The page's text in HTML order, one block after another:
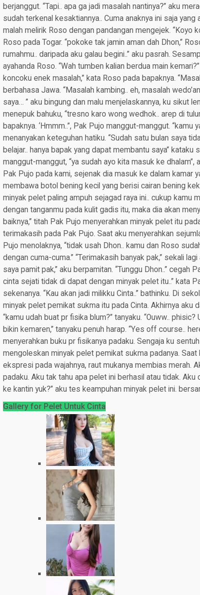
berjanggut. “Tapi.. apa ga jadi masalah nantinya?” aku
sudah terkenal kesaktiannya.. Cuma anaknya ini saja
malah melirik Roso dengan pandangan mengejek. “Koyo
Roso pada Togar. “pokoke tak jamin aman dah Dhon,”
rumahmu.. daripada aku galau begini..” aku pasrah.
ayahanda Roso. “Wah tumben kalian berdua main
koncoku enek masalah,” kata Roso pada bapaknya.
berbahasa Jawa. “Masalah kambing.. eh, masalah
saya… ” aku bingung dan malu menjelaskannya, ku sikut
menepuk bahuku, “tresno karo wong wedhok.. arep di
bapaknya. ‘Hmmm..”, Pak Pujo manggut-manggut. “kamu
menanyakan keteguhan hatiku. “Sudah satu bulan saya
belajar.. hanya bapak yang dapat membantu saya”
manggut-manggut, “ya sudah ayo kita masuk ke dhalam”,
Pak Pujo pada kami, sejenak dia masuk ke dalam kamar
membawa botol bening kecil yang berisi cairan bening
minyak pelet paling ampuh sejagad raya ini.. cukup kamu
dengan tanganmu pada kulit gadis itu, maka dia akan
baiknya,” titah Pak Pujo menyerahkan minyak pelet itu
terimakasih pada Pak Pujo. Saat aku menyerahkan
Pujo menolaknya, “tidak usah Dhon.. kamu dan Roso
dengan cuma-cuma.” “Terimakasih banyak pak,” sekali
saya pamit pak,” aku berpamitan. “Tunggu Dhon..” cegah
cinta sejati tidak di dapat dengan minyak pelet itu..” kata
sekenanya. “Kau akan jadi milikku Cinta..” bathinku. Di
minyak pelet pemikat sukma itu pada Cinta. Akhirnya aku
“kamu udah buat pr fisika blum?” tanyaku. “Ouww..
bikin kemaren,” tanyaku penuh harap. “Yes off course..
menyerahkan buku pr fisikanya padaku. Sengaja ku
mengoleskan minyak pelet pemikat sukma padanya.
ekspresi pada wajahnya, raut mukanya membias merah.
padaku. Aku tak tahu apa pelet ini berhasil atau tidak. Aku
ke kantin yuk?” aku tes keampuhan minyak pelet ini.
Gallery for Pelet Untuk Cinta